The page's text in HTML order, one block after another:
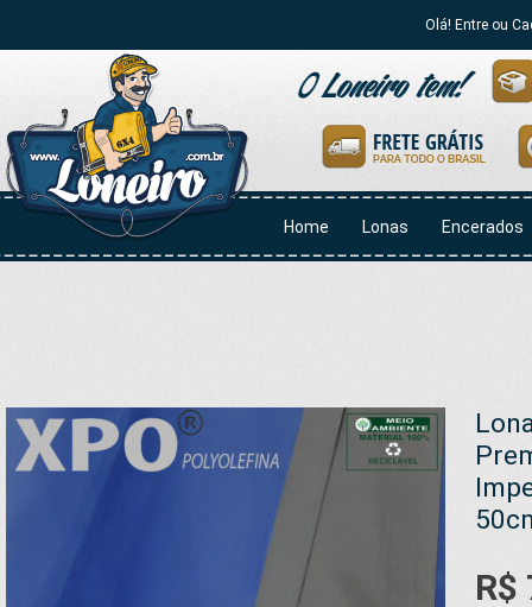
Olá! Entre ou
Home Lonas Encerados
R$